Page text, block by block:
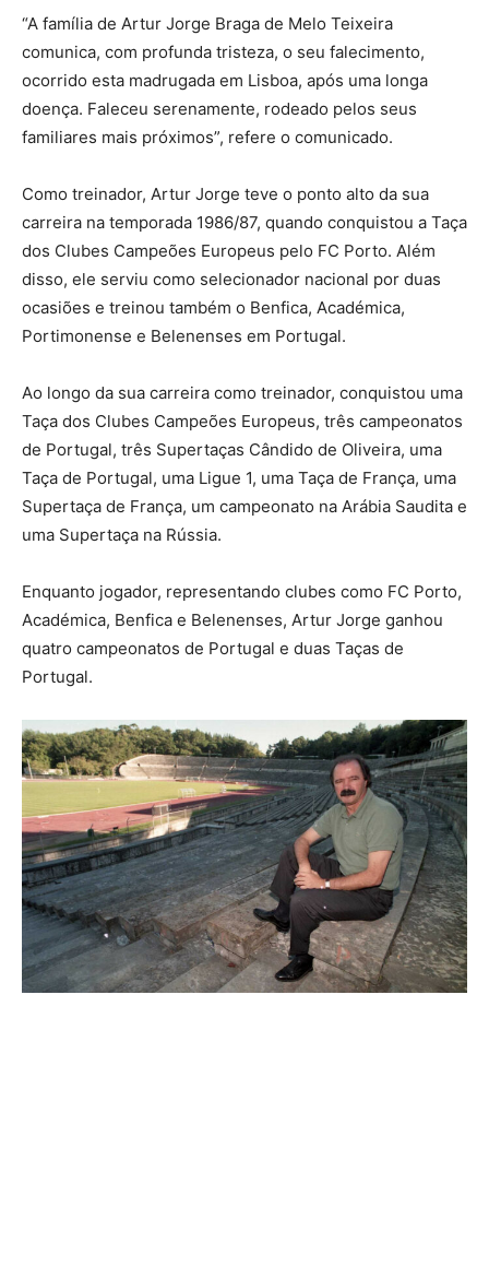
“A família de Artur Jorge Braga de Melo Teixeira
comunica, com profunda tristeza, o seu falecimento,
ocorrido esta madrugada em Lisboa, após uma longa
doença. Faleceu serenamente, rodeado pelos seus
familiares mais próximos”, refere o comunicado.
Como treinador, Artur Jorge teve o ponto alto da sua
carreira na temporada 1986/87, quando conquistou a Taça
dos Clubes Campeões Europeus pelo FC Porto. Além
disso, ele serviu como selecionador nacional por duas
ocasiões e treinou também o Benfica, Académica,
Portimonense e Belenenses em Portugal.
Ao longo da sua carreira como treinador, conquistou uma
Taça dos Clubes Campeões Europeus, três campeonatos
de Portugal, três Supertaças Cândido de Oliveira, uma
Taça de Portugal, uma Ligue 1, uma Taça de França, uma
Supertaça de França, um campeonato na Arábia Saudita e
uma Supertaça na Rússia.
Enquanto jogador, representando clubes como FC Porto,
Académica, Benfica e Belenenses, Artur Jorge ganhou
quatro campeonatos de Portugal e duas Taças de
Portugal.